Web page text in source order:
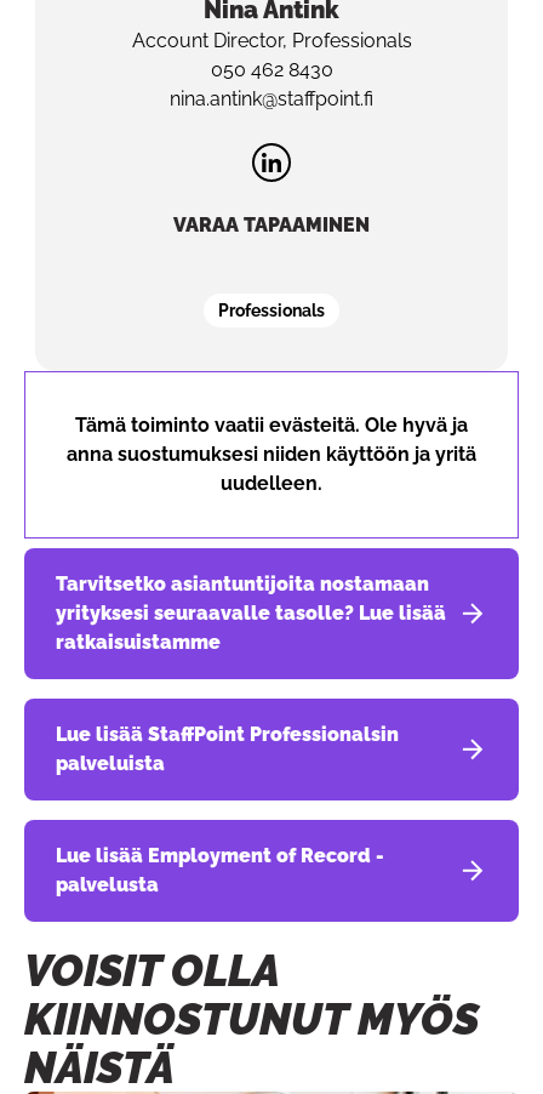
NinaAntink
Account Director, Professionals
050 462 8430
nina.antink@staffpoint.fi
VARAA TAPAAMINEN
Professionals
Tämä toiminto vaatii evästeitä. Ole hyvä ja
anna suostumuksesi niiden käyttöön ja yritä
uudelleen.
Tarvitsetko asiantuntijoita nostamaan
yrityksesi seuraavalle tasolle? Lue lisää
ratkaisuistamme
Lue lisää StaffPoint Professionalsin
palveluista
Lue lisää Employment of Record -
palvelusta
VOISIT OLLA
KIINNOSTUNUT MYÖS
NÄISTÄ